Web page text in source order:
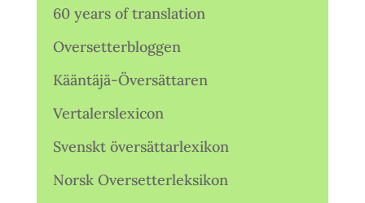
60 years of translation
Oversetterbloggen
Kääntäjä-Översättaren
Vertalerslexicon
Svenskt översättarlexikon
Norsk Oversetterleksikon